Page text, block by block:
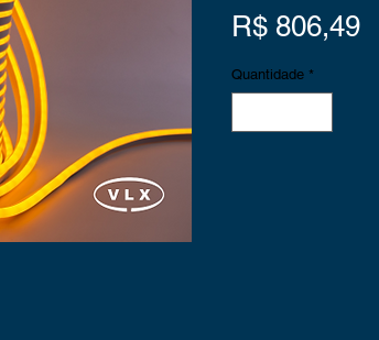
R$ 806,49
Quantidade *